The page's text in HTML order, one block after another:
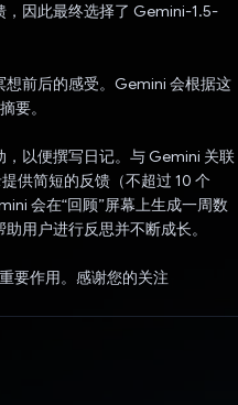
，因此最终选择了 Gemini-1.5-
前后的感受。Gemini 会根据这
要。
以便撰写日记。与 Gemini 关联
供简短的反馈（不超过 10 个
会在“回顾”屏幕上生成一周数
用户进行反思并不断成长。
要作用。感谢您的关注